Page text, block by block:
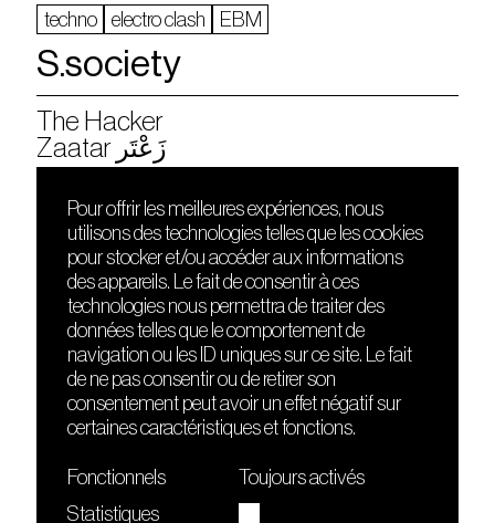
techno electro clash EBM
S.society
The Hacker
Zaatar زَعْتَر
DÉCOUVRIR
Le lieu
Contact
Presse
Cours de DJing
TMLAB
FRIENDS
Nuits sonores
HEAT
Hôtel71
La Gaîté Lyrique
Pour offrir les meilleures expériences, nous
utilisons des technologies telles que les cookies
pour stocker et/ou accéder aux informations
des appareils. Le fait de consentir à ces
technologies nous permettra de traiter des
données telles que le comportement de
navigation ou les ID uniques sur ce site. Le fait
de ne pas consentir ou de retirer son
consentement peut avoir un effet négatif sur
certaines caractéristiques et fonctions.
Fonctionnels
Toujours activés
Statistiques